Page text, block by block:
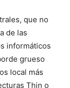
que no
de las
informáticos
grueso
local más
Thin o